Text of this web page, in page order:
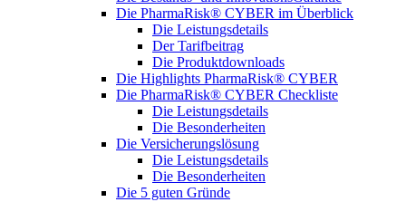
Die PharmaRisk® CYBER im Überblick
Die Leistungsdetails
Der Tarifbeitrag
Die Produktdownloads
Die Highlights PharmaRisk® CYBER
Die PharmaRisk® CYBER Checkliste
Die Leistungsdetails
Die Besonderheiten
Die Versicherungslösung
Die Leistungsdetails
Die Besonderheiten
Die 5 guten Gründe